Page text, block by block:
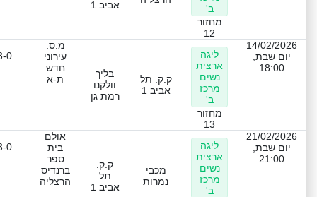
ב'
מחזור
12
אביב 1
14/02/2026
יום שבת,
18:00
ליגה
ארצית
נשים
מרכז
ב'
מחזור
13
ק.ק. תל
אביב 1
בליך
וולקנו
רמת גן
מ.ס.
עירוני
חדש
ת-א
0
21/02/2026
יום שבת,
21:00
ליגה
ארצית
נשים
מרכז
ב'
מכבי
נמרות
ק.ק.
תל
אביב 1
אולם
בית
ספר
ברנדיס
הרצליה
0